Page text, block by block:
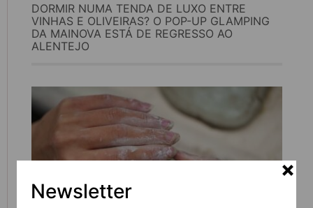
Newsletter
DORMIR NUMA TENDA DE LUXO ENTRE
VINHAS E OLIVEIRAS? O POP-UP GLAMPING
DA MAINOVA ESTÁ DE REGRESSO AO
ALENTEJO